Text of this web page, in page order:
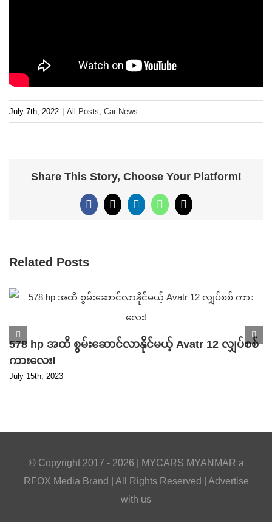
July 7th, 2022 | All Posts Car News
Share This Story, Choose Your Platform!
Facebook
X LinkedInWhatsApp
Email
Related Posts
578 hp အထိ စွမ်းဆောင်လာနိုင်မယ့် Avatr 12 လျှပ်စစ်
ကားလေး!
July 15th, 2023
© Copyright 2017 - 2026 | MYCARS MYANMAR a
RFOX Media Brand | All Rights Reserved | Advertise
with us